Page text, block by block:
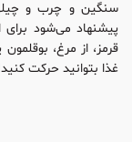
سنگین و چرب و
پیشنهاد می‌شود
قرمز، از مرغ،
غذا بتوانید حرکت